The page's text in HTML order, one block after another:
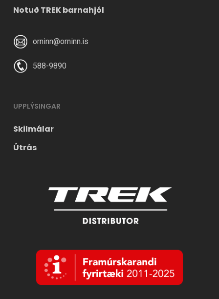
Notuð TREK barnahjól
orninn@orninn.is
588-9890
UPPLÝSINGAR
Skilmálar
Útrás